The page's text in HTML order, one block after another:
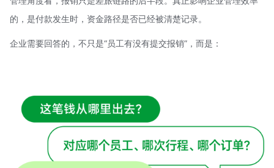
的，是付款发生时，资金路径是否已经被清楚记录。
企业需要回答的，不只是“员工有没有提交报销”，而是：